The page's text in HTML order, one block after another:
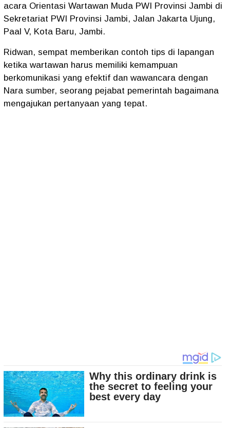
acara Orientasi Wartawan Muda PWI Provinsi Jambi di
Sekretariat PWI Provinsi Jambi, Jalan Jakarta Ujung,
Paal V, Kota Baru, Jambi.
Ridwan, sempat memberikan contoh tips di lapangan
ketika wartawan harus memiliki kemampuan
berkomunikasi yang efektif dan wawancara dengan
Nara sumber, seorang pejabat pemerintah bagaimana
mengajukan pertanyaan yang tepat.